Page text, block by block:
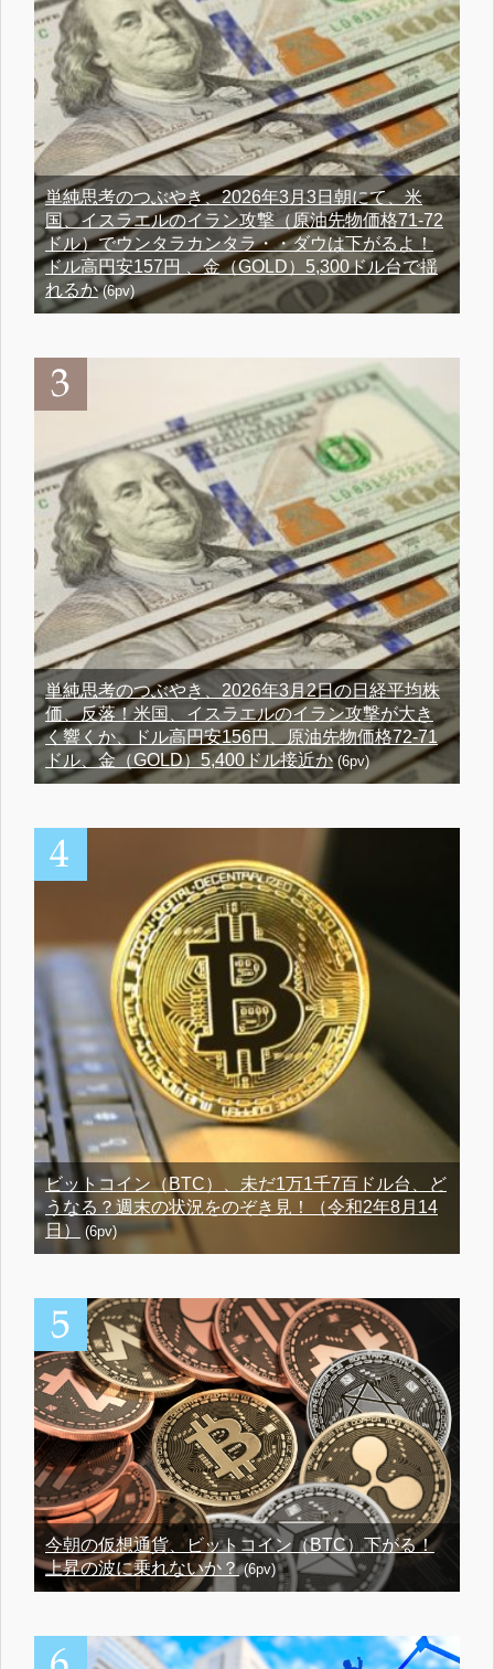
単純思考のつぶやき、2026年3月3日朝にて、米
国、イスラエルのイラン攻撃（原油先物価格71-72
ドル）でウンタラカンタラ・・ダウは下がるよ！
ドル高円安157円 、金（GOLD）5,300ドル台で揺
れるか(6pv)
単純思考のつぶやき、2026年3月2日の日経平均株
価、反落！米国、イスラエルのイラン攻撃が大き
く響くか、ドル高円安156円、原油先物価格72-71
ドル、金（GOLD）5,400ドル接近か(6pv)
ビットコイン（BTC）、未だ1万1千7百ドル台、ど
うなる？週末の状況をのぞき見！（令和2年8月14
日）
(6pv)
今朝の仮想通貨、ビットコイン（BTC）下がる！
上昇の波に乗れないか？(6pv)